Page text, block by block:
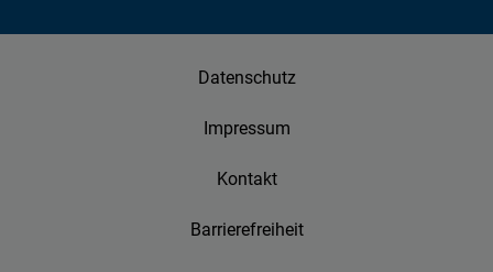
Datenschutz
Impressum
Kontakt
Barrierefreiheit